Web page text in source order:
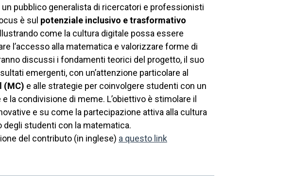
pubblico generalista di ricercatori e professionisti
è sul potenziale inclusivo e trasformativo
come la cultura digitale possa essere
l’accesso alla matematica e valorizzare forme di
discussi i fondamenti teorici del progetto, il suo
emergenti, con un’attenzione particolare al
(MC) e alle strategie per coinvolgere studenti con un
la condivisione di meme. L’obiettivo è stimolare il
e su come la partecipazione attiva alla cultura
studenti con la matematica.
del contributo (in inglese) a questo link